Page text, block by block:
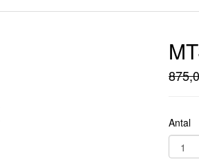
Antal